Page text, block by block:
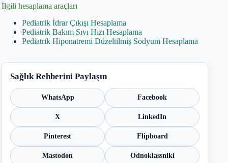
İlgili hesaplama araçları
Pediatrik İdrar Çıkışı Hesaplama
Pediatrik Bakım Sıvı Hızı Hesaplama
Pediatrik Hiponatremi Düzeltilmiş Sodyum Hesaplama
Sağlık Rehberini Paylaşın
WhatsApp Facebook
X LinkedIn
Pinterest Flipboard
Mastodon Odnoklassniki